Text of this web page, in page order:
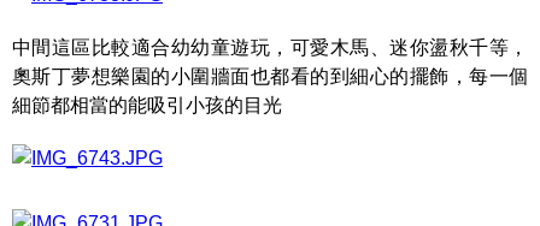
中間這區比較適合幼幼童遊玩，可愛木馬、迷你盪秋千等，
奧斯丁夢想樂園的小圍牆面也都看的到細心的擺飾，每一個
細節都相當的能吸引小孩的目光